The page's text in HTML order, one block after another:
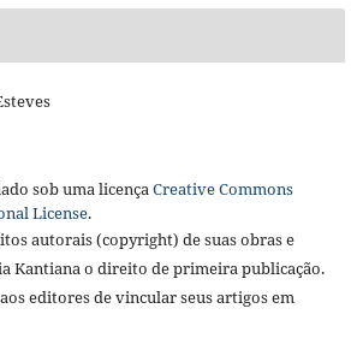
sob uma licença Creative Commons
License.
autorais (copyright) de suas obras e
Kantiana o direito de primeira publicação.
editores de vincular seus artigos em